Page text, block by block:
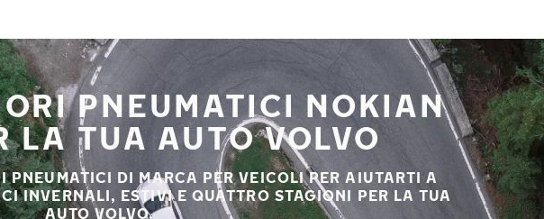
PNEUMATICI NOKIAN
LA TUA AUTO VOLVO
PNEUMATICI DI MARCA PER VEICOLI PER AIUTARTI A
INVERNALI, ESTIVI E QUATTRO STAGIONI PER LA TUA
AUTO VOLVO.